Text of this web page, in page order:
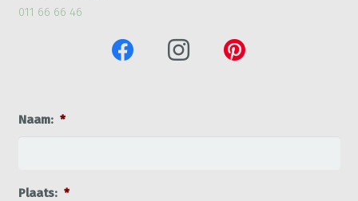
011 66 66 46
Naam: *
Plaats: *